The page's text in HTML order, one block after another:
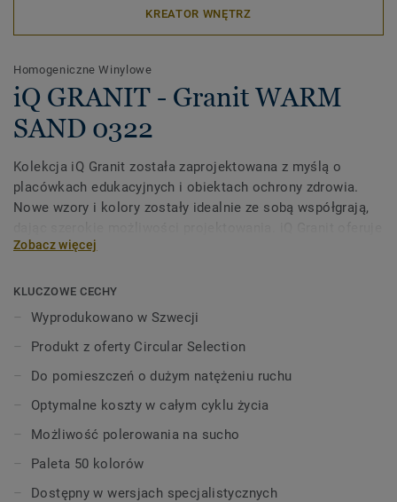
KREATOR WNĘTRZ
Homogeniczne Winylowe
iQ GRANIT - Granit WARM
SAND 0322
Kolekcja iQ Granit została zaprojektowana z myślą o
placówkach edukacyjnych i obiektach ochrony zdrowia.
Nowe wzory i kolory zostały idealnie ze sobą współgrają,
wyjątkową trwałość oraz doskonałą odporność na
dużym natężeniu ruchu. Nie wymaga polerowania ani
woskowania, wystarczy polerowanie na sucho, aby
przywrócić podłodze jej pierwotny wygląd. Kolekcja
dostępna również w wersji akustycznej, antypoślizgowej
oraz rozpraszającej ładunki elektrostatyczne. iQ Granit jest
Zobacz więcej
KLUCZOWE CECHY
Wyprodukowano w Szwecji
Produkt z oferty Circular Selection
Do pomieszczeń o dużym natężeniu ruchu
Optymalne koszty w całym cyklu życia
Możliwość polerowania na sucho
Paleta 50 kolorów
Dostępny w wersjach specjalistycznych